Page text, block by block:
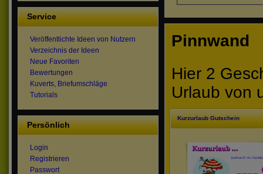
Pinnwand
Hier 2
Urlaub von
Kurzurlaub Gutschein
Service
Veröffentlichte Ideen von Nutzern
Verzeichnis der Ideen
Neue Favoriten
Bewertungen
Kuverts, Briefumschläge
Tutorials
Persönlich
Login
Registrieren
Passwort